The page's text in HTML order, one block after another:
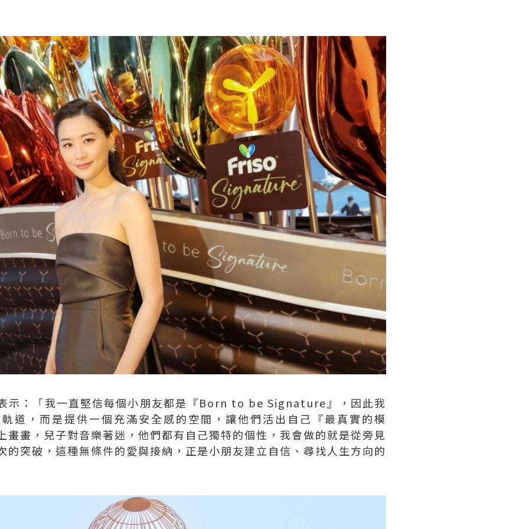
示：「我一直堅信每個小朋友都是『Born to be Signature』，因此我
道，而是提供一個充滿安全感的空間，讓他們活出自己『最真實的模
畫畫，兒子對音樂著迷，他們都有自己獨特的個性，我會做的就是從旁見
的突破，這種無條件的愛與接納，正是小朋友建立自信、尋找人生方向的